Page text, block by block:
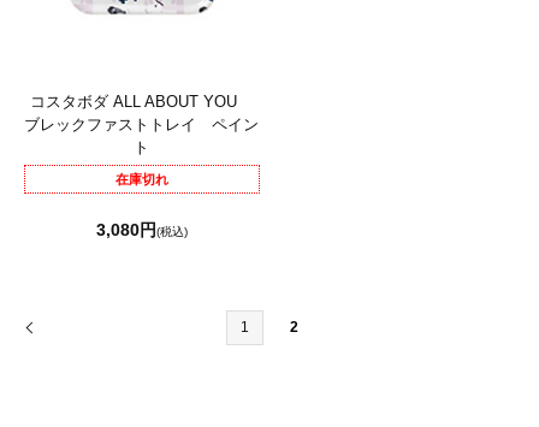
コスタボダ ALL ABOUT YOU
ブレックファストトレイ ペイン
ト
在庫切れ
3,080円(税込)
1 2